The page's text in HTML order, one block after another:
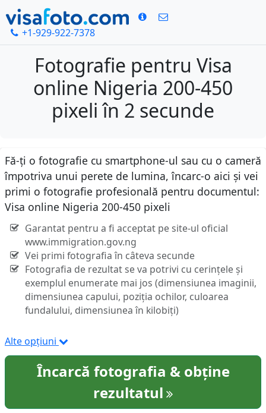
+1-929-922-7378
Fotografie pentru Visa
online Nigeria 200-450
pixeli în 2 secunde
Fă-ți o fotografie cu smartphone-ul sau cu o cameră
împotriva unui perete de lumina, încarc-o aici și vei
primi o fotografie profesională pentru documentul:
Visa online Nigeria 200-450 pixeli
Garantat pentru a fi acceptat pe site-ul oficial
www.immigration.gov.ng
Vei primi fotografia în câteva secunde
Fotografia de rezultat se va potrivi cu cerințele și
exemplul enumerate mai jos (dimensiunea imaginii,
dimensiunea capului, poziția ochilor, culoarea
fundalului, dimensiunea în kilobiți)
Alte opțiuni
Încarcă fotografia & obține
rezultatul